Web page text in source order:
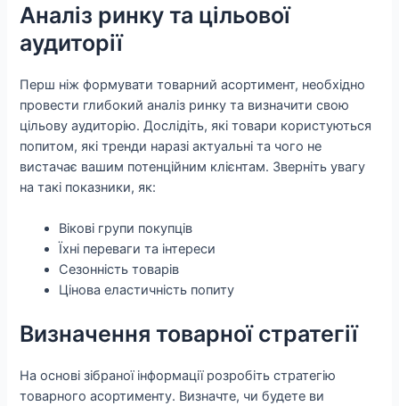
Аналіз ринку та цільової
аудиторії
Перш ніж формувати товарний асортимент, необхідно
провести глибокий аналіз ринку та визначити свою
цільову аудиторію. Дослідіть, які товари користуються
попитом, які тренди наразі актуальні та чого не
вистачає вашим потенційним клієнтам. Зверніть увагу
на такі показники, як:
Вікові групи покупців
Їхні переваги та інтереси
Сезонність товарів
Цінова еластичність попиту
Визначення товарної стратегії
На основі зібраної інформації розробіть стратегію
товарного асортименту. Визначте, чи будете ви